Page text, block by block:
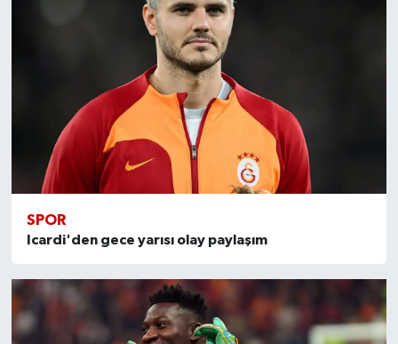
SPOR
Icardi'den gece yarısı olay paylaşım